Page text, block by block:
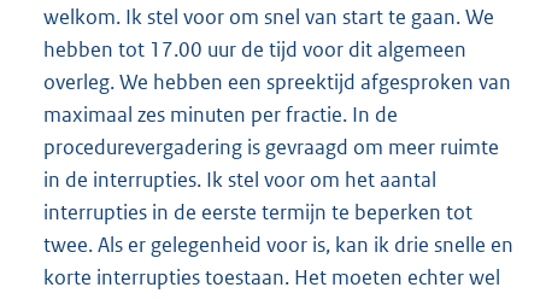
welkom. Ik stel voor om snel van start te gaan. We
hebben tot 17.00 uur de tijd voor dit algemeen
overleg. We hebben een spreektijd afgesproken van
maximaal zes minuten per fractie. In de
procedurevergadering is gevraagd om meer ruimte
in de interrupties. Ik stel voor om het aantal
interrupties in de eerste termijn te beperken tot
twee. Als er gelegenheid voor is, kan ik drie snelle en
korte interrupties toestaan. Het moeten echter wel